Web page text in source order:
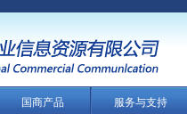
国商产品 服务与支持